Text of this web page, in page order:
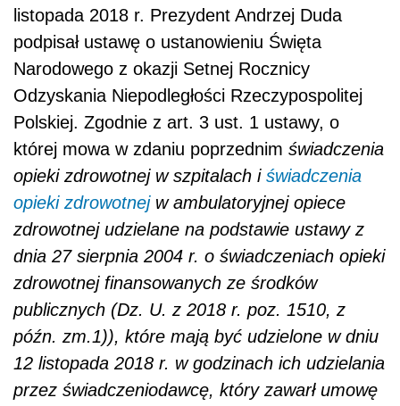
listopada 2018 r. Prezydent Andrzej Duda
podpisał ustawę o ustanowieniu Święta
Narodowego z okazji Setnej Rocznicy
Odzyskania Niepodległości Rzeczypospolitej
Polskiej. Zgodnie z art. 3 ust. 1 ustawy, o
której mowa w zdaniu poprzednim świadczenia
opieki zdrowotnej w szpitalach i świadczenia
opieki zdrowotnejw ambulatoryjnej opiece
zdrowotnej udzielane na podstawie ustawy z
dnia 27 sierpnia 2004 r. o świadczeniach opieki
zdrowotnej finansowanych ze środków
publicznych (Dz. U. z 2018 r. poz. 1510, z
późn. zm.1)), które mają być udzielone w dniu
12 listopada 2018 r. w godzinach ich udzielania
przez świadczeniodawcę, który zawarł umowę